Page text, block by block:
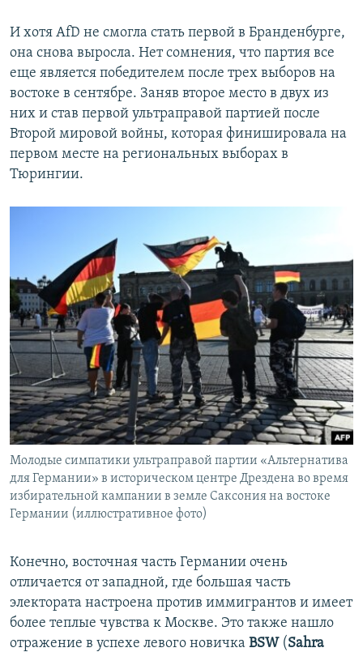
И хотя AfD не смогла стать первой в Бранденбурге,
она снова выросла. Нет сомнения, что партия все
еще является победителем после трех выборов на
востоке в сентябре. Заняв второе место в двух из
них и став первой ультраправой партией после
Второй мировой войны, которая финишировала на
первом месте на региональных выборах в
Тюрингии.
Молодые симпатики ультраправой партии «Альтернатива
для Германии» в историческом центре Дрездена во время
избирательной кампании в земле Саксония на востоке
Германии (иллюстративное фото)
Конечно, восточная часть Германии очень
отличается от западной, где большая часть
электората настроена против иммигрантов и имеет
более теплые чувства к Москве. Это также нашло
отражение в успехе левого новичка BSW(Sahra